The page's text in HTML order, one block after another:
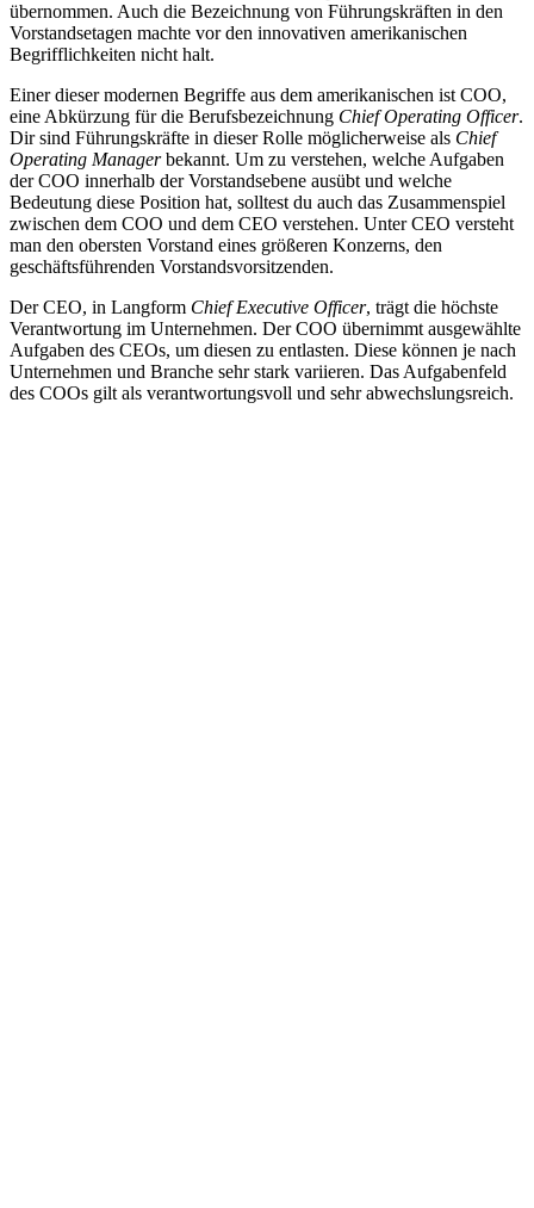
übernommen. Auch die Bezeichnung von Führungskräften in den
Vorstandsetagen machte vor den innovativen amerikanischen
Begrifflichkeiten nicht halt.
Einer dieser modernen Begriffe aus dem amerikanischen ist COO,
eine Abkürzung für die Berufsbezeichnung Chief Operating Officer.
Dir sind Führungskräfte in dieser Rolle möglicherweise als Chief
Operating Managerbekannt. Um zu verstehen, welche Aufgaben
der COO innerhalb der Vorstandsebene ausübt und welche
Bedeutung diese Position hat, solltest du auch das Zusammenspiel
zwischen dem COO und dem CEO verstehen. Unter CEO versteht
man den obersten Vorstand eines größeren Konzerns, den
geschäftsführenden Vorstandsvorsitzenden.
Der CEO, in Langform Chief Executive Officer, trägt die höchste
Verantwortung im Unternehmen. Der COO übernimmt ausgewählte
Aufgaben des CEOs, um diesen zu entlasten. Diese können je nach
Unternehmen und Branche sehr stark variieren. Das Aufgabenfeld
des COOs gilt als verantwortungsvoll und sehr abwechslungsreich.